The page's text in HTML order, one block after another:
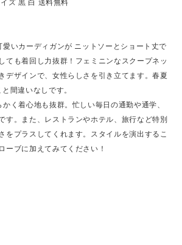
ズ 黒 白 送料無料
いカーディガンが ニットソーとショート丈で
ても着回し力抜群！フェミニンなスクープネッ
デザインで、女性らしさを引き立てます。春夏
間違いなしです。
く着心地も抜群。忙しい毎日の通勤や通学、
す。また、レストランやホテル、旅行など特別
をプラスしてくれます。スタイルを演出するこ
ーブに加えてみてください！